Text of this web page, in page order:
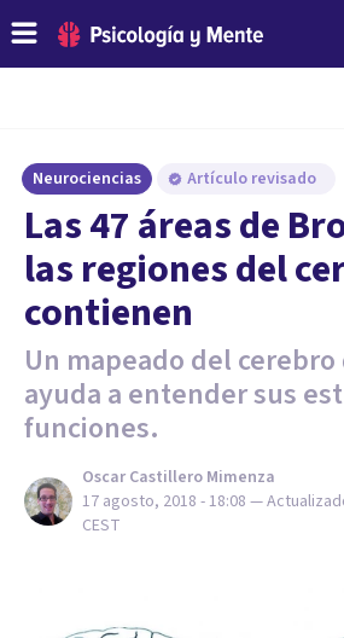
Neurociencias Artículo revisado
Las 47 áreas de
las regiones del
contienen
Un mapeado del
ayuda a entender sus
funciones.
Oscar Castillero Mimenza
17 agosto, 2018 - 18:08 —
CEST